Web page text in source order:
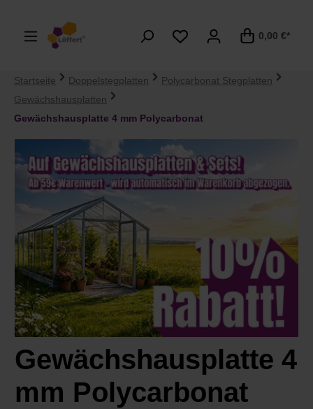
0,00 €*
Startseite Doppelstegplatten
Polycarbonat Stegplatten
Gewächshausplatten
Gewächshausplatte 4 mm Polycarbonat
Gewächshausplatte 4
mm Polycarbonat